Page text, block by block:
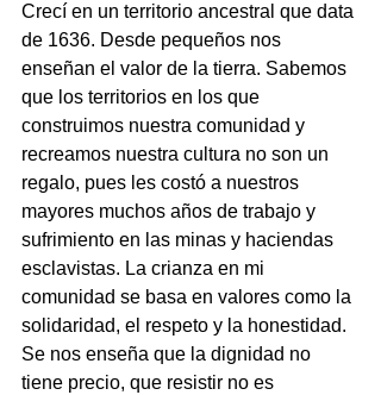
Crecí en un territorio ancestral que data
de 1636. Desde pequeños nos
enseñan el valor de la tierra. Sabemos
que los territorios en los que
construimos nuestra comunidad y
recreamos nuestra cultura no son un
regalo, pues les costó a nuestros
mayores muchos años de trabajo y
sufrimiento en las minas y haciendas
esclavistas. La crianza en mi
comunidad se basa en valores como la
solidaridad, el respeto y la honestidad.
Se nos enseña que la dignidad no
tiene precio, que resistir no es